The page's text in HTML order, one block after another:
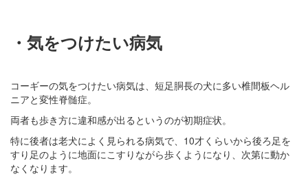
・気をつけたい病気
コーギーの気をつけたい病気は、短足胴長の犬に多い椎間板ヘル
ニアと変性脊髄症。
両者も歩き方に違和感が出るというのが初期症状。
特に後者は老犬によく見られる病気で、10才くらいから後ろ足を
すり足のように地面にこすりながら歩くようになり、次第に動か
なくなります。